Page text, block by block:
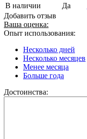
В наличии
Да
Добавить отзыв
Ваша оценка:
Опыт использования:
Несколько дней
Несколько месяцев
Менее месяца
Больше года
Достоинства: